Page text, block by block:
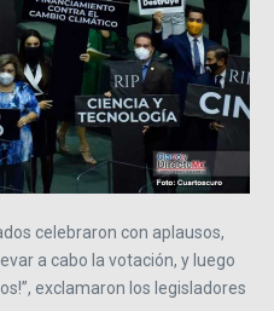
celebraron con aplausos,
a cabo la votación, y luego
exclamaron los legisladores